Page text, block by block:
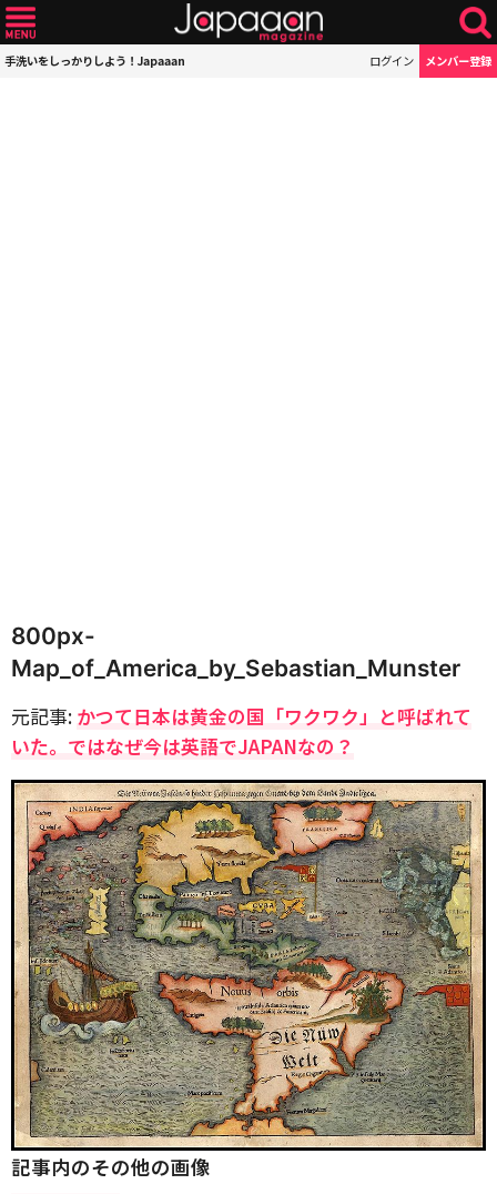
手洗いをしっかりしよう！Japaaan ログイン メンバー登録
800px-
Map_of_America_by_Sebastian_Munster
元記事: かつて日本は黄金の国「ワクワク」と呼ばれて
いた。ではなぜ今は英語でJAPANなの？
記事内のその他の画像